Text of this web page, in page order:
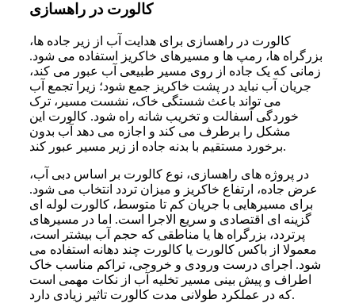
کالورت در راهسازی
کالورت در راهسازی برای هدایت آب از زیر جاده ها،
بزرگراه ها، رمپ ها و مسیرهای خاکریز استفاده می شود.
زمانی که یک جاده از روی مسیر طبیعی آب عبور می کند،
جریان آب نباید در پشت خاکریز جمع شود؛ زیرا تجمع آب
می تواند باعث شستگی خاک، نشست مسیر، ترک
خوردگی آسفالت و تخریب شانه راه شود. کالورت این
مشکل را برطرف می کند و اجازه می دهد آب بدون
برخورد مستقیم با بدنه جاده از زیر مسیر عبور کند.
در پروژه های راهسازی، نوع کالورت بر اساس دبی آب،
عرض جاده، ارتفاع خاکریز و میزان تردد انتخاب می شود.
برای مسیرهایی با جریان کم تا متوسط، کالورت لوله ای
گزینه ای اقتصادی و سریع الاجرا است. اما در مسیرهای
پرتردد، بزرگراه ها یا مناطقی که حجم آب بیشتر است،
معمولا از باکس کالورت یا کالورت چند دهانه استفاده می
شود. اجرای درست ورودی و خروجی، تراکم مناسب خاک
اطراف و پیش بینی مسیر تخلیه آب از نکات مهمی است
که در عملکرد طولانی مدت کالورت تاثیر زیادی دارد.